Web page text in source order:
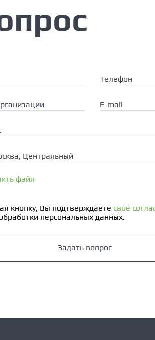
Телефон
E-mail
Центральный
файл
кнопку, Вы подтверждаете свое
обработки персональных данных.
Задать вопрос